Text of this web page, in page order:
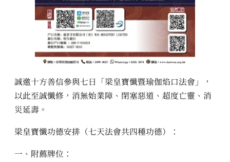
誠邀十方善信參與七日「梁皇寶懺暨瑜伽焰口法會」，
以此至誠懺修，消無始業障、閉塞惡道、超度亡靈、消
災延壽。
梁皇寶懺功德安排（七天法會共四種功德）：
一、附薦牌位：